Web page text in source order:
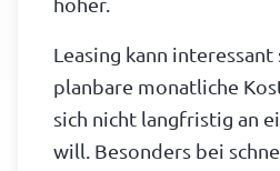
höher.
Leasing kann interessant
planbare monatliche
sich nicht langfristig an
will. Besonders bei